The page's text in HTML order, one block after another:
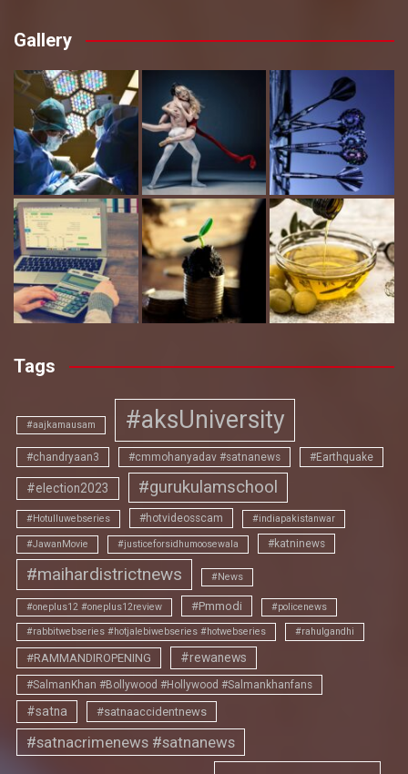
Gallery
Tags
#aajkamausam #aksUniversity
#chandryaan3 #cmmohanyadav #satnanews #Earthquake
#election2023 #gurukulamschool
#Hotulluwebseries #hotvideosscam #indiapakistanwar
#JawanMovie #justiceforsidhumoosewala #katninews
#maihardistrictnews #News
#oneplus12 #oneplus12review #Pmmodi #policenews
#rabbitwebseries #hotjalebiwebseries #hotwebseries #rahulgandhi
#RAMMANDIROPENING #rewanews
#SalmanKhan #Bollywood #Hollywood #Salmankhanfans
#satna #satnaaccidentnews
#satnacrimenews #satnanews